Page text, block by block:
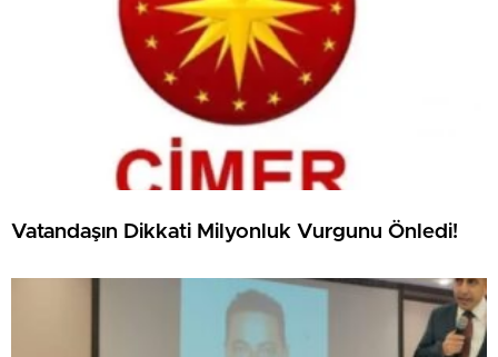
Vatandaşın Dikkati Milyonluk Vurgunu Önledi!